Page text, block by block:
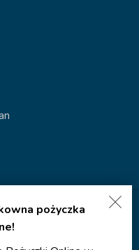
pożyczka
cookies